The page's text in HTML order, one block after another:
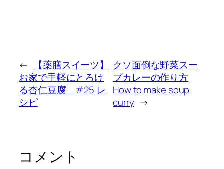
←
【薬膳スイーツ】
お家で手軽にとろけ
る杏仁豆腐 #25 レ
シピ
クソ面倒な野菜スー
プカレーの作り方
How to make soup
curry →
コメント